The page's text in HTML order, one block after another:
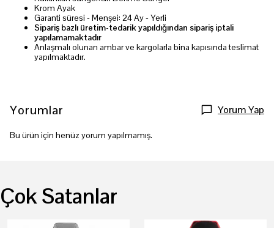
Krom Ayak
Garanti süresi - Menşei: 24 Ay - Yerli
Sipariş bazlı üretim-tedarik yapıldığından sipariş iptali
yapılamamaktadır
Anlaşmalı olunan ambar ve kargolarla bina kapısında teslimat
yapılmaktadır.
Yorumlar Yorum Yap
Bu ürün için henüz yorum yapılmamış.
Çok Satanlar